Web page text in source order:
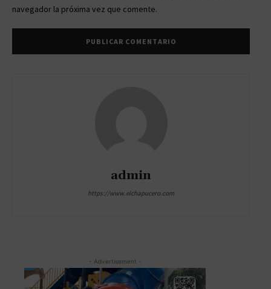
navegador la próxima vez que comente.
admin
https://www.elchapucero.com
- Advertisement -